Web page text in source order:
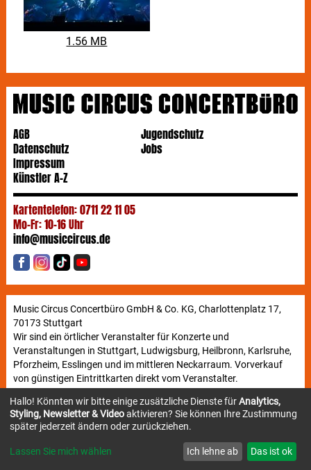
1.56 MB
AGB
Datenschutz
Impressum
Jugendschutz
Jobs
Künstler A-Z
Kartentelefon: 0711 22 11 05
Mo-Fr: 10-16 Uhr
info@musiccircus.de
Music Circus Concertbüro GmbH & Co. KG, Charlottenplatz 17,
70173 Stuttgart
Wir sind ein örtlicher Veranstalter für Konzerte und
Veranstaltungen in Stuttgart, Ludwigsburg, Heilbronn, Karlsruhe,
Pforzheim, Esslingen und im mittleren Neckarraum. Vorverkauf
von günstigen Eintrittkarten direkt vom Veranstalter.
Newsletter
Hallo! Könnten wir bitte einige zusätzliche Dienste fürAnalytics,
Styling, Newsletter & Videoaktivieren? Sie können Ihre Zustimmung
später jederzeit ändern oder zurückziehen.
Lassen Sie mich wählen Ich lehne ab Das ist ok